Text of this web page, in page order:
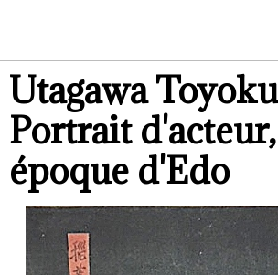
Utagawa
Portrait
époque d'Edo